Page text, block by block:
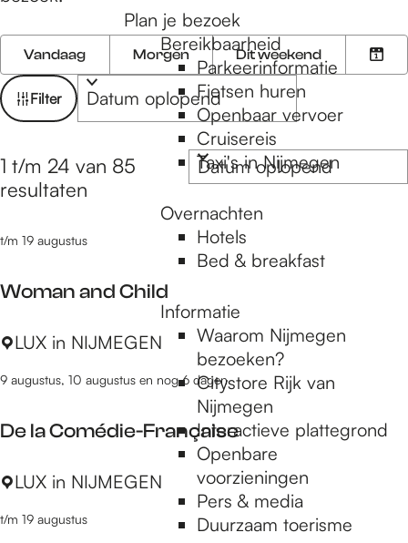
Plan je bezoek
Bereikbaarheid
Parkeerinformatie
Fietsen huren
Openbaar vervoer
Cruisereis
Taxi's in Nijmegen
Overnachten
Hotels
Bed & breakfast
Informatie
Waarom Nijmegen
bezoeken?
Citystore Rijk van
Nijmegen
Interactieve plattegrond
Openbare
voorzieningen
Pers & media
Duurzaam toerisme
W
a
t
o
e
j
W
a
n
n
e
r
Vandaag Morgen Dit weekend
K
a
Filter
S
o
r
t
e
r
p
1 t/m 24 van 85
resultaten
S
o
t
e
r
p
:
Woman and Child
W
m
n
n
C
t/m 19 augustus
LUX in NIJMEGEN
De la Comédie-Française
D
l
9 augustus, 10 augustus en nog 6 dagen
LUX in NIJMEGEN
t/m 19 augustus